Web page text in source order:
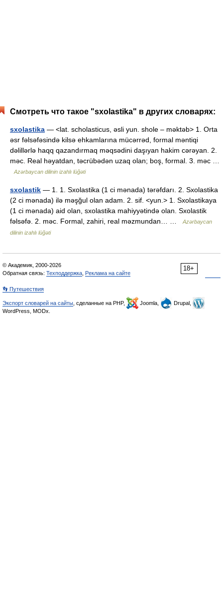
Смотреть что такое "sxolastika" в других словарях:
sxolastika — <lat. scholasticus, əsli yun. shole – məktəb> 1. Orta
əsr fəlsəfəsində kilsə ehkamlarına mücərrəd, formal məntiqi
dəlillərlə haqq qazandırmaq məqsədini daşıyan hakim cərəyan. 2.
məc. Real həyatdan, təcrübədən uzaq olan; boş, formal. 3. məc …
Azərbaycan dilinin izahlı lüğəti
sxolastik — 1. 1. Sxolastika (1 ci mənada) tərəfdarı. 2. Sxolastika
(2 ci mənada) ilə məşğul olan adam. 2. sif. <yun.> 1. Sxolastikaya
(1 ci mənada) aid olan, sxolastika mahiyyətində olan. Sxolastik
fəlsəfə. 2. məc. Formal, zahiri, real məzmundan… …
Azərbaycan
dilinin izahlı lüğəti
18+
© Академик, 2000-2026
Обратная связь: Техподдержка Реклама на сайте
👣 Путешествия
Экспорт словарей на сайты , сделанные на PHP, Joomla,
Drupal,
WordPress, MODx.